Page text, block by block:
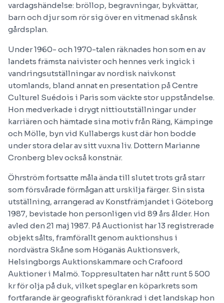
vardagshändelse: bröllop, begravningar, bykvättar,
barn och djur som rör sig över en vitmenad skånsk
gårdsplan.
Under 1960- och 1970-talen räknades hon som en av
landets främsta naivister och hennes verk ingick i
vandringsutställningar av nordisk naivkonst
utomlands, bland annat en presentation på Centre
Culturel Suédois i Paris som väckte stor uppståndelse.
Hon medverkade i drygt nittioutställningar under
karriären och hämtade sina motiv från Räng, Kämpinge
och Mölle, byn vid Kullabergs kust där hon bodde
under stora delar av sitt vuxna liv. Dottern Marianne
Cronberg blev också konstnär.
Öhrström fortsatte måla ända till slutet trots grå starr
som försvårade förmågan att urskilja färger. Sin sista
utställning, arrangerad av Konstfrämjandet i Göteborg
1987, bevistade hon personligen vid 89 års ålder. Hon
avled den 21 maj 1987. På Auctionist har 13 registrerade
objekt sålts, framförallt genom auktionshus i
nordvästra Skåne som Höganäs Auktionsverk,
Helsingborgs Auktionskammare och Crafoord
Auktioner i Malmö. Toppresultaten har nått runt 5 500
kr för olja på duk, vilket speglar en köparkrets som
fortfarande är geografiskt förankrad i det landskap hon